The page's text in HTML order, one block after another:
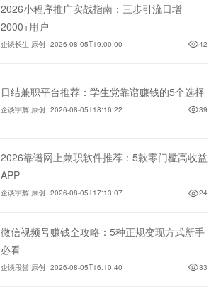
2026小程序推广实战指南：三步引流日增
2000+用户
企谈长生 原创 2026-08-05T19:00:00 42
日结兼职平台推荐：学生党靠谱赚钱的5个选择
企谈宇辉 原创 2026-08-05T18:16:22 39
2026靠谱网上兼职软件推荐：5款零门槛高收益
APP
企谈宇辉 原创 2026-08-05T17:13:07 24
微信视频号赚钱全攻略：5种正规变现方式新手
必看
企谈段誉 原创 2026-08-05T16:10:40 33